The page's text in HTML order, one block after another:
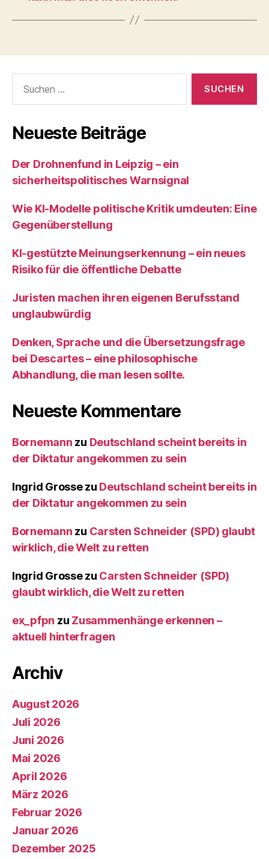
nach:
Neueste Beiträge
Der Drohnenfund in Leipzig – ein
sicherheitspolitisches Warnsignal
Wie KI‑Modelle politische Kritik umdeuten: Eine
Gegenüberstellung
KI‑gestützte Meinungserkennung – ein neues
Risiko für die öffentliche Debatte
Juristen machen ihren eigenen Berufsstand
unglaubwürdig
Denken, Sprache und die Übersetzungsfrage
bei Descartes – eine philosophische
Abhandlung, die man lesen sollte.
Neueste Kommentare
Bornemann zu Deutschland scheint bereits in
der Diktatur angekommen zu sein
Ingrid Grossezu Deutschland scheint bereits in
der Diktatur angekommen zu sein
Bornemann zu Carsten Schneider (SPD) glaubt
wirklich, die Welt zu retten
Ingrid Grossezu Carsten Schneider (SPD)
glaubt wirklich, die Welt zu retten
ex_pfpn zu Zusammenhänge erkennen –
aktuell hinterfragen
Archiv
August 2026
Juli 2026
Juni 2026
Mai 2026
April 2026
März 2026
Februar 2026
Januar 2026
Dezember 2025